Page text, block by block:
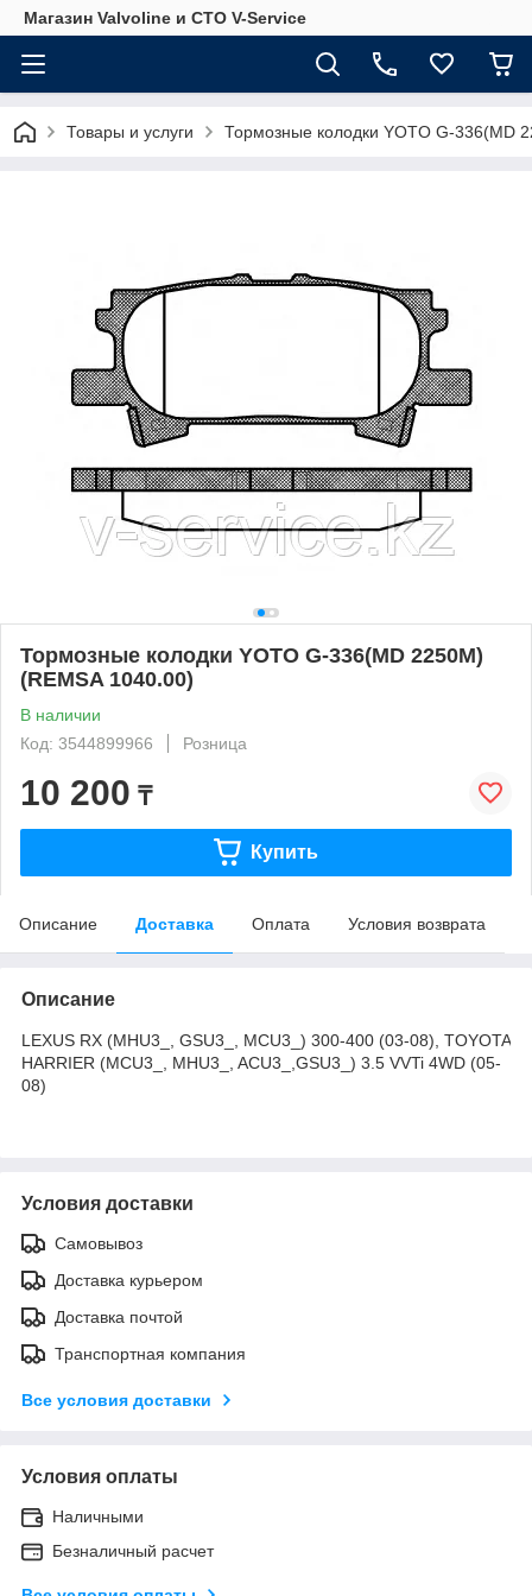
Магазин Valvoline и СТО V-Service
Товары и услуги Тормозные колодки YOTO G-336(MD
Тормозные колодки YOTO G-336(MD 2250M)
(REMSA 1040.00)
В наличии
Код: 3544899966
Розница
10 200 ₸
Купить
Описание Доставка Оплата Условия возврата
Описание
LEXUS RX (MHU3_, GSU3_, MCU3_) 300-400 (03-08), TOYOTA
HARRIER (MCU3_, MHU3_, ACU3_,GSU3_) 3.5 VVTi 4WD (05-
08)
Условия доставки
Самовывоз
Доставка курьером
Доставка почтой
Транспортная компания
Все условия доставки
Условия оплаты
Наличными
Безналичный расчет